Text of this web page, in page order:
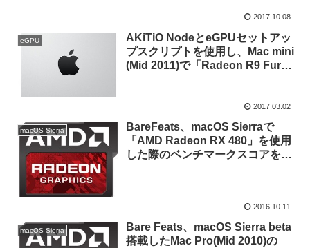
2017.10.08
eGPU
AKiTiO NodeとeGPUセットアッ
プスクリプトを使用し、Mac mini
(Mid 2011)で「Radeon R9 Fury
2017.03.02
macOS Sierra
BareFeats、macOS Sierraで
「AMD Radeon RX 480」を使用
した際のベンチマークスコアを公
2016.10.11
macOS Sierra
Bare Feats、macOS Sierra beta
搭載したMac Pro(Mid 2010)の